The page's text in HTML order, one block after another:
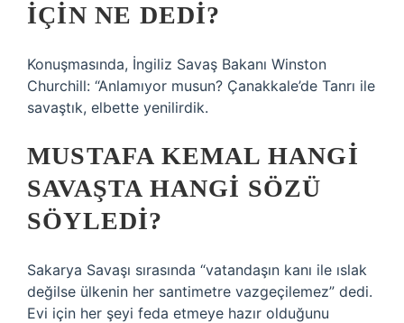
IÇIN NE DEDI?
Konuşmasında, İngiliz Savaş Bakanı Winston
Churchill: “Anlamıyor musun? Çanakkale’de Tanrı ile
savaştık, elbette yenilirdik.
MUSTAFA KEMAL HANGI
SAVAŞTA HANGI SÖZÜ
SÖYLEDI?
Sakarya Savaşı sırasında “vatandaşın kanı ile ıslak
değilse ülkenin her santimetre vazgeçilemez” dedi.
Evi için her şeyi feda etmeye hazır olduğunu